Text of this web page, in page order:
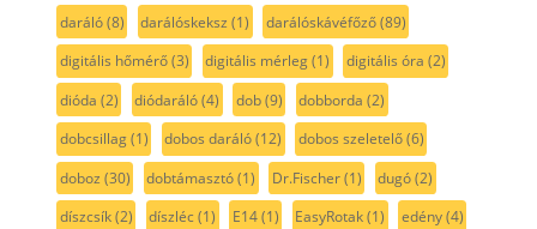
daráló(8) darálóskeksz (1) darálóskávéfőző(89)
digitális hőmérő(3) digitális mérleg(1) digitális óra (2)
dióda (2) diódaráló(4) dob(9) dobborda (2)
dobcsillag(1) dobos daráló(12) dobos szeletelő(6)
doboz (30) dobtámasztó(1) Dr.Fischer(1) dugó(2)
díszcsík(2) díszléc(1) E14(1) EasyRotak(1) edény(4)